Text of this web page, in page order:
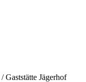
/Gaststätte Jägerhof